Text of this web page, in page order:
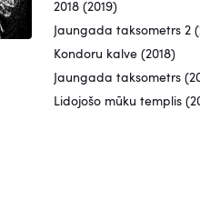
2018 (2019)
Jaungada taksometrs 2
Kondoru kalve (2018)
Jaungada taksometrs
Lidojošo mūku templis